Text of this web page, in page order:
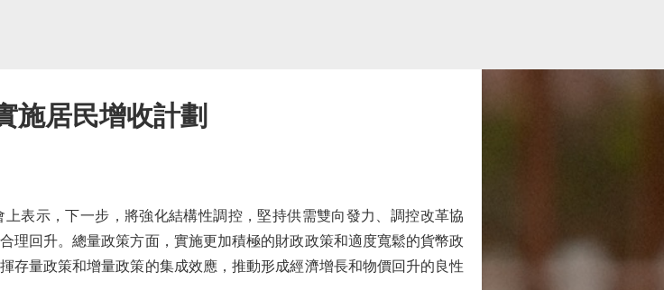
施居民增收計劃
示，下一步，將強化結構性調控，堅持供需雙向發力、調控改革協
理回升。總量政策方面，實施更加積極的財政政策和適度寬鬆的貨幣政
存量政策和增量政策的集成效應，推動形成經濟增長和物價回升的良性